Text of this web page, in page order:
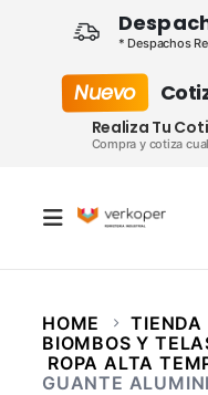
* Despachos
Nuevo
Realiza Tu
Compra y cotiza
HOME
TIENDA
BIOMBOS Y
ROPA ALTA
GUANTE